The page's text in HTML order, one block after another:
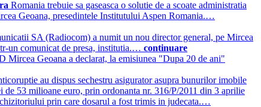
Romania trebuie sa gaseasca o solutie de a scoate administratia
Geoana, presedintele Institutului Aspen Romania.…
SA (Radiocom) a numit un nou director general, pe Mircea
un comunicat de presa, institutia.… continuare
Mircea Geoana a declarat, la emisiunea "Dupa 20 de ani"
au dispus sechestru asigurator asupra bunurilor imobile
53 milioane euro, prin ordonanta nr. 316/P/2011 din 3 aprilie
prin care dosarul a fost trimis in judecata.…